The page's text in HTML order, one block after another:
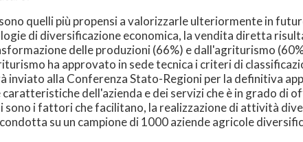
quelli più propensi a valorizzarle ulteriormente in
di diversificazione economica, la vendita diretta
delle produzioni (66%) e dall'agriturismo
ha approvato in sede tecnica i criteri di
inviato alla Conferenza Stato-Regioni per la definitiva
dell'azienda e dei servizi che è in grado di
i fattori che facilitano, la realizzazione di attività
su un campione di 1000 aziende agricole